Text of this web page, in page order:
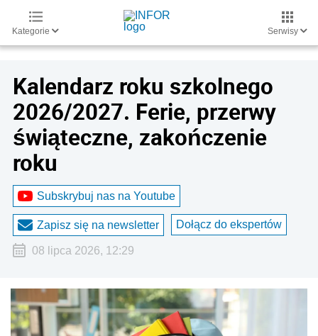
Kategorie Serwisy
Kalendarz roku szkolnego
2026/2027. Ferie, przerwy
świąteczne, zakończenie
roku
Subskrybuj nas na Youtube
Zapisz się na newsletter Dołącz do ekspertów
08 lipca 2026, 12:29